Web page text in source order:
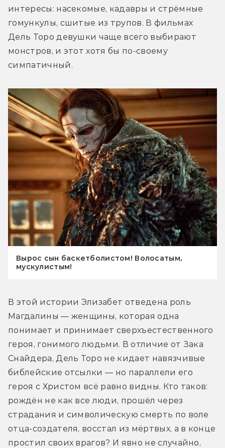
интересы: насекомые, кадавры и стрёмные
гомункулы, сшитые из трупов. В фильмах
Дель Торо девушки чаще всего выбирают
монстров, и этот хотя бы по-своему
симпатичный.
Вырос сын баскетболистом! Волосатым,
мускулистым!
В этой истории Элизабет отведена роль
Магдалины — женщины, которая одна
понимает и принимает сверхъестественного
героя, гонимого людьми. В отличие от Зака
Снайдера, Дель Торо не кидает навязчивые
библейские отсылки — но параллели его
героя с Христом всё равно видны. Кто таков:
рождён не как все люди, прошёл через
страдания и символическую смерть по воле
отца-создателя, восстал из мёртвых, а в конце
простил своих врагов? И явно не случайно,